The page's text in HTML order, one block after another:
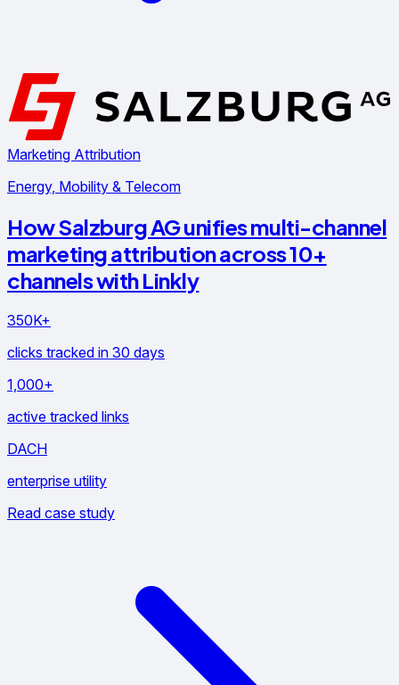
Marketing Attribution
Energy, Mobility & Telecom
How Salzburg AG unifies multi-channel
marketing attribution across 10+
channels with Linkly
350K+
clicks tracked in 30 days
1,000+
active tracked links
DACH
enterprise utility
Read case study